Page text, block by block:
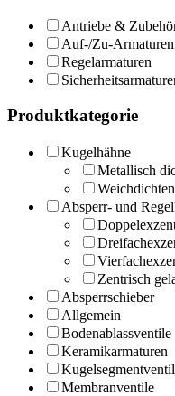
Antriebe &
Auf-/Zu-Armaturen
Regelarmaturen
Produktkategorie
Kugelhähne
Metallisch
Absperr- und
Zentrisch
Absperrschieber
Allgemein
Bodenablassventile
Keramikarmaturen
Membranventile